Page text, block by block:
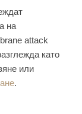
на
attack
като
или
.